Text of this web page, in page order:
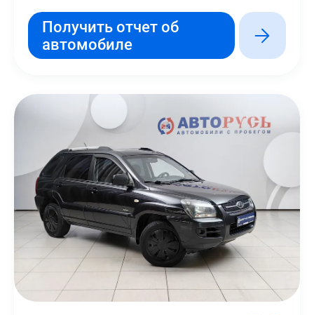
Получить отчет об
автомобиле